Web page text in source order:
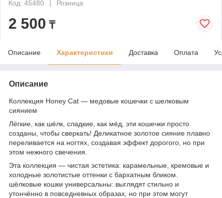
Код: 45480
Розница
2 500 ₸
Описание Характеристики Доставка Оплата
Описание
Коллекция Honey Cat — медовые кошечки с шелковым
сиянием
Лёгкие, как шёлк, сладкие, как мёд, эти кошечки просто
созданы, чтобы сверкать! Деликатное золотое сияние плавно
переливается на ногтях, создавая эффект дорогого, но при
этом нежного свечения.
Эта коллекция — чистая эстетика: карамельные, кремовые и
холодные золотистые оттенки с бархатным бликом.
шёлковые кошки универсальны: выглядят стильно и
утончённо в повседневных образах, но при этом могут